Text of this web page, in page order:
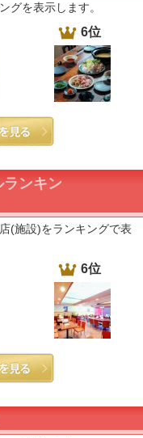
グを表示します。
6位
ランキン
(施設)をランキングで表
6位